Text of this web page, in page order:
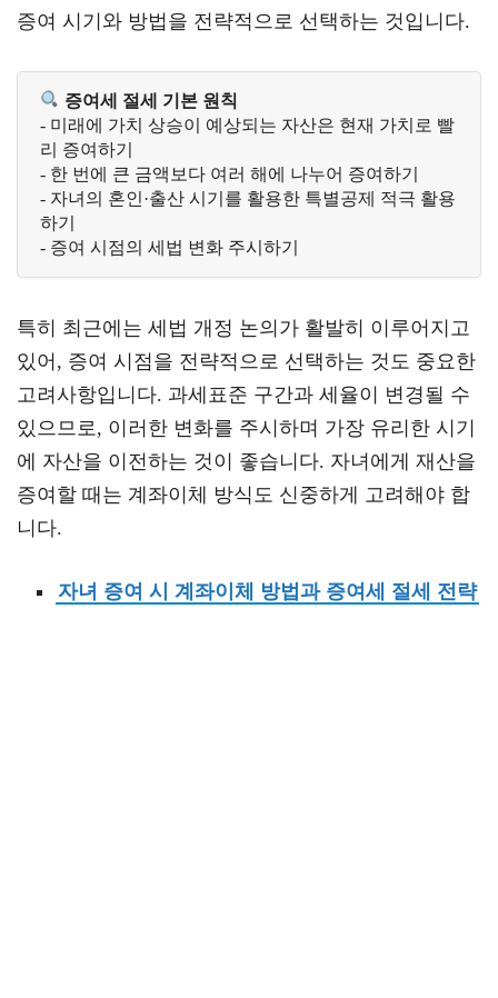
증여 시기와 방법을 전략적으로 선택하는 것입니다.
증여세 절세 기본 원칙
- 미래에 가치 상승이 예상되는 자산은 현재 가치로 빨
리 증여하기
- 한 번에 큰 금액보다 여러 해에 나누어 증여하기
- 자녀의 혼인·출산 시기를 활용한 특별공제 적극 활용
하기
- 증여 시점의 세법 변화 주시하기
특히 최근에는 세법 개정 논의가 활발히 이루어지고
있어, 증여 시점을 전략적으로 선택하는 것도 중요한
고려사항입니다. 과세표준 구간과 세율이 변경될 수
있으므로, 이러한 변화를 주시하며 가장 유리한 시기
에 자산을 이전하는 것이 좋습니다. 자녀에게 재산을
증여할 때는 계좌이체 방식도 신중하게 고려해야 합
니다.
자녀 증여 시 계좌이체 방법과 증여세 절세 전략